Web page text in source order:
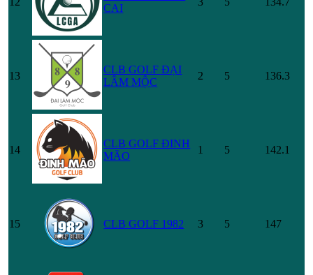
CAI
13
CLB GOLF ĐẠI
LÂM MỘC
2 5 136.3
14
CLB GOLF ĐINH
MÃO
1 5 142.1
15 CLB GOLF 1982 3 5 147